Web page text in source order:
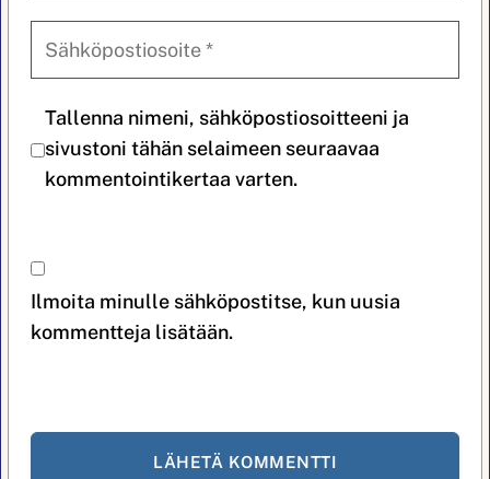
Tallenna nimeni, sähköpostiosoitteeni ja
sivustoni tähän selaimeen seuraavaa
kommentointikertaa varten.
Ilmoita minulle sähköpostitse, kun uusia
kommentteja lisätään.